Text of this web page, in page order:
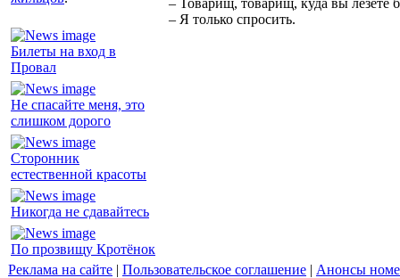
Билеты на вход в
Провал
Не спасайте меня, это
слишком дорого
Сторонник
естественной красоты
Никогда не сдавайтесь
По прозвищу Кротёнок
– Товарищ, товарищ, куда вы лезете
– Я только спросить.
Реклама на сайте | Пользовательское соглашение | Анонсы